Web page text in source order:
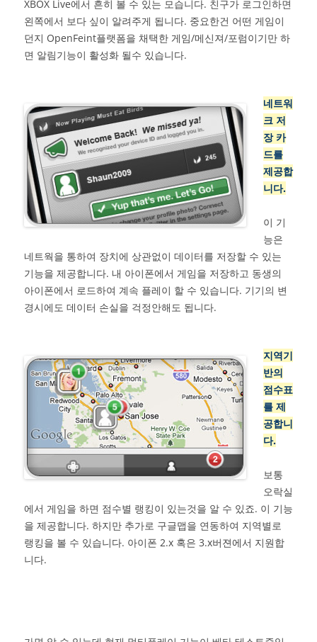
XBOX Live에서 흔히 볼 수 있는 모습니다. 친구가 로그인하면
왼쪽에서 보다 싶이 알려주게 됩니다. 중요한건 어떤 게임이
던지 OpenFeint플랫폼을 채택한 게임/메신져/포럼이기만 하
면 알림기능이 활성화 될수 있습니다.
네트워
크 저
장 카
드를
제공합
니다.
이 기
능은
네트웍을 통하여 장치에 상관없이 데이터를 저장할 수 있는
기능을 제공합니다. 내 아이폰에서 게임을 저장하고 동생의
아이폰에서 로드하여 계속 플레이 할 수 있습니다. 기기의 변
경시에도 데이터 손실을 걱정안해도 됩니다.
지역기
반의
점수표
를 제
공합니
다.
보통
오락실
에서 게임을 하면 점수별 랭킹이 있는것을 알 수 있죠. 이 기능
을 제공합니다. 하지만 추가로 구글맵을 연동하여 지역별로
랭킹을 볼 수 있습니다. 아이폰 2.x 혹은 3.x버젼에서 지원합
니다.